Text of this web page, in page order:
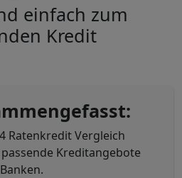
einfach zum
Kredit
Ratenkredit Vergleich
Kreditangebote